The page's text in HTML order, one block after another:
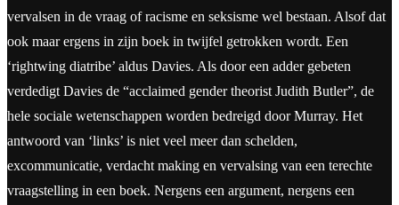
vervalsen in de vraag of racisme en seksisme wel bestaan. Alsof dat
ook maar ergens in zijn boek in twijfel getrokken wordt. Een
‘rightwing diatribe’ aldus Davies. Als door een adder gebeten
verdedigt Davies de “acclaimed gender theorist Judith Butler”, de
hele sociale wetenschappen worden bedreigd door Murray. Het
antwoord van ‘links’ is niet veel meer dan schelden,
excommunicatie, verdacht making en vervalsing van een terechte
vraagstelling in een boek. Nergens een argument, nergens een